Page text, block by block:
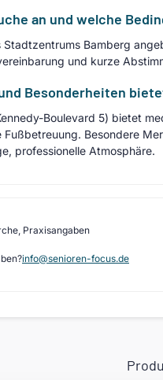
an und welche
Bamberg
und kurze
Besonderheiten
Boulevard 5) bietet
Besondere
professionelle Atmosphäre.
Praxisangaben
info@senioren-focus.de